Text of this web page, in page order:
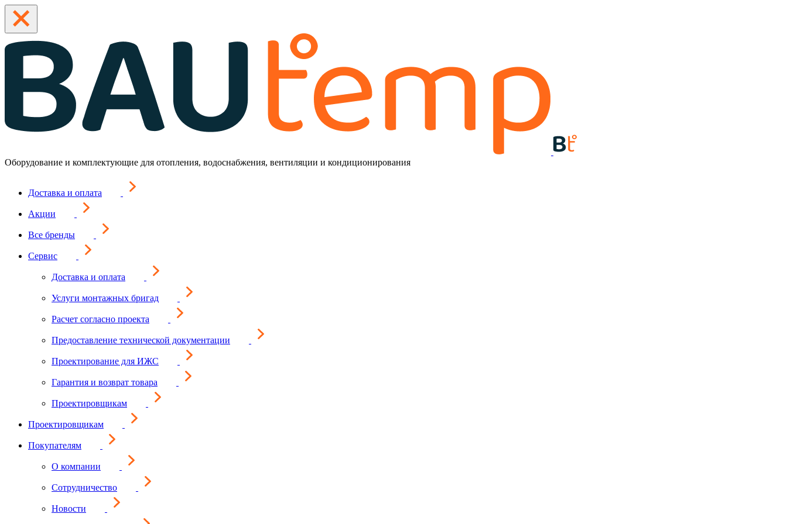
Оборудование и комплектующие для отопления, водоснабжения, вентиляции и кондиционирования
Доставка и оплата
Акции
Все бренды
Сервис
Доставка и оплата
Услуги монтажных бригад
Расчет согласно проекта
Предоставление технической документации
Проектирование для ИЖС
Гарантия и возврат товара
Проектировщикам
Проектировщикам
Покупателям
О компании
Сотрудничество
Новости